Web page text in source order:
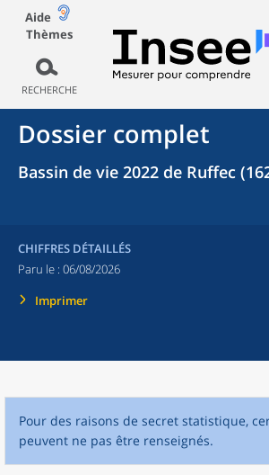
Aide
Thèmes
RECHERCHE
Dossier complet
Bassin de vie 2022 de Ruffec
CHIFFRES DÉTAILLÉS
Paru le : 06/08/2026
Imprimer
Pour des raisons de secret statistique,
peuvent ne pas être renseignés.